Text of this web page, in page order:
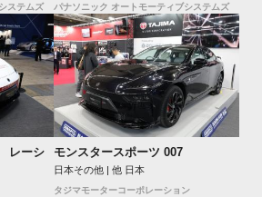
ステムズ パナソニック オートモーティブシステムズ
レーシ
モンスタースポーツ 007
日本その他 | 他 日本
タジマモーターコーポレーション